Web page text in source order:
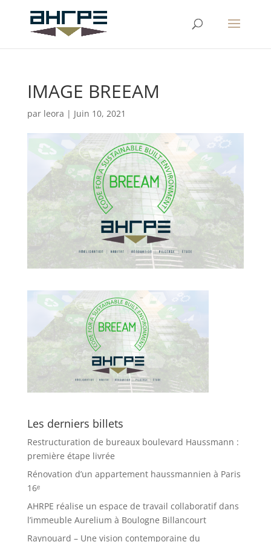
IMAGE BREEAM
par leora | Juin 10, 2021
Les derniers billets
Restructuration de bureaux boulevard Haussmann :
première étape livrée
Rénovation d’un appartement haussmannien à Paris
16ᵉ
AHRPE réalise un espace de travail collaboratif dans
l’immeuble Aurelium à Boulogne Billancourt
Raynouard – Une vision contemporaine du